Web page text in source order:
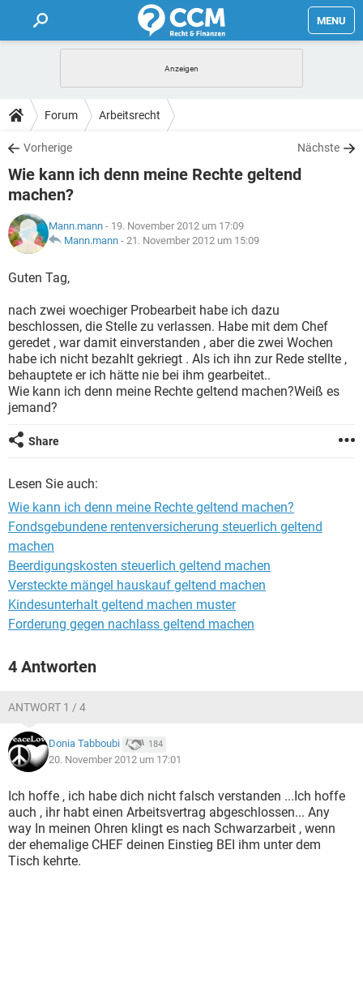
MENU
FORUM
TIPPS
LEXIKON
Forum Arbeitsrecht
Vorherige Nächste
Wie kann ich denn meine Rechte geltend
machen?
Mann.mann - 19. November 2012 um 17:09
Mann.mann - 21. November 2012 um 15:09
Guten Tag,
nach zwei woechiger Probearbeit habe ich dazu
beschlossen, die Stelle zu verlassen. Habe mit dem Chef
geredet , war damit einverstanden , aber die zwei Wochen
habe ich nicht bezahlt gekriegt . Als ich ihn zur Rede stellte ,
behauptete er ich hätte nie bei ihm gearbeitet..
Wie kann ich denn meine Rechte geltend machen?Weiß es
jemand?
Share
Lesen Sie auch:
Wie kann ich denn meine Rechte geltend machen?
Fondsgebundene rentenversicherung steuerlich geltend
machen
Beerdigungskosten steuerlich geltend machen
Versteckte mängel hauskauf geltend machen
Kindesunterhalt geltend machen muster
Forderung gegen nachlass geltend machen
4 Antworten
ANTWORT 1 / 4
Donia Tabboubi 184
20. November 2012 um 17:01
Ich hoffe , ich habe dich nicht falsch verstanden ...Ich hoffe
auch , ihr habt einen Arbeitsvertrag abgeschlossen... Any
way In meinen Ohren klingt es nach Schwarzarbeit , wenn
der ehemalige CHEF deinen Einstieg BEI ihm unter dem
Tisch kehrte.